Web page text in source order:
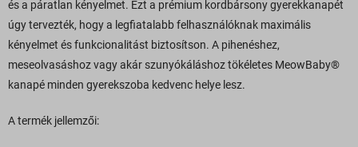
és a páratlan kényelmet. Ezt a prémium kordbársony gyerekkanapét
úgy tervezték, hogy a legfiatalabb felhasználóknak maximális
kényelmet és funkcionalitást biztosítson. A pihenéshez,
meseolvasáshoz vagy akár szunyókáláshoz tökéletes MeowBaby®
kanapé minden gyerekszoba kedvenc helye lesz.
A termék jellemzői: